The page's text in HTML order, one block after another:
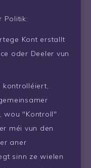
Politik:
Kont erstallt
oder Deeler vun
kontrolléiert,
wou "Kontroll"
méi vun den
aner
sinn ze wielen